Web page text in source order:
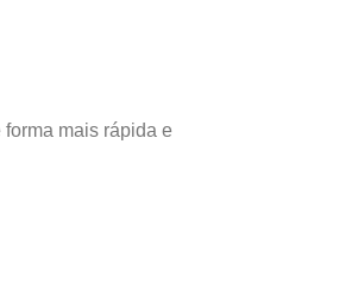
mais rápida e